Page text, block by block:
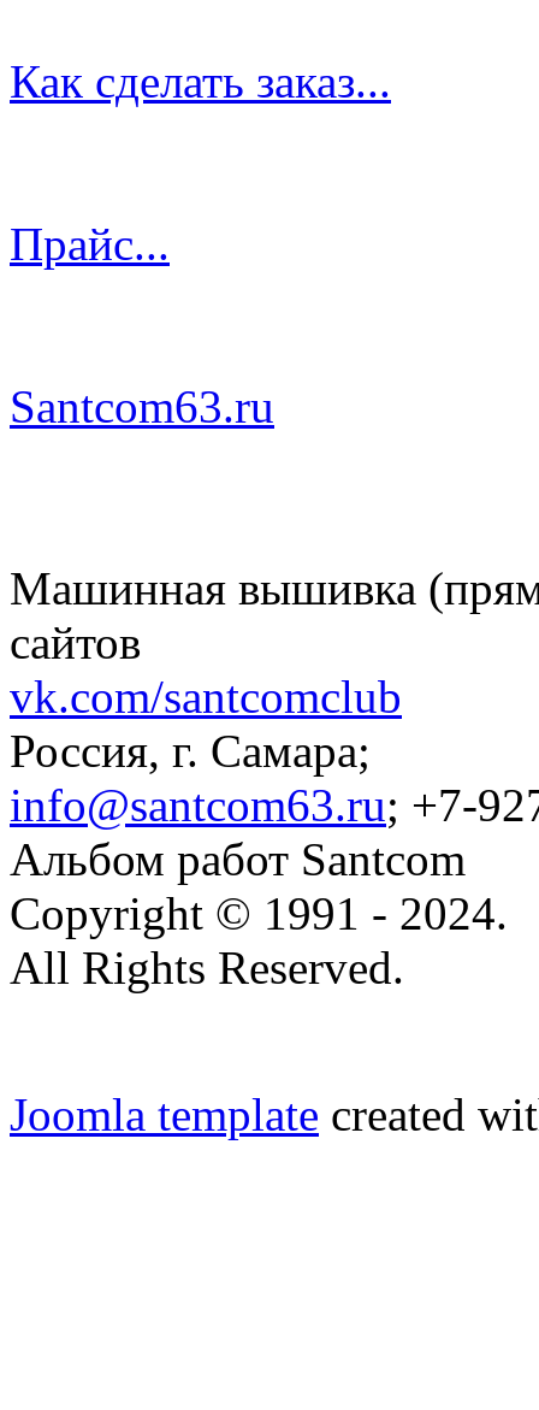
Как сделать заказ...
Прайс...
Santcom63.ru
Машинная вышивка
сайтов
vk.com/santcomclub
Россия, г. Самара;
info@santcom63.ru; +7-
Альбом работ Santcom
Copyright © 1991 - 2024.
All Rights Reserved.
Joomla template created